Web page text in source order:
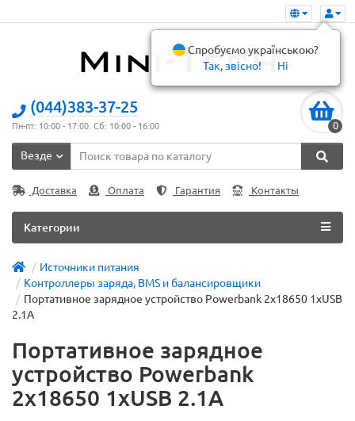
(044)383-37-25
Пн-пт: 10:00 - 17:00. Сб: 10:00 - 16:00 0
Везде
Доставка Оплата Гарантия Контакты
Категории
Источники питания
Контроллеры заряда, BMS и балансировщики
Портативное зарядное устройство Powerbank 2x18650 1хUSB
2.1А
Портативное зарядное
устройство Powerbank
2x18650 1хUSB 2.1А
Спробуємо українською?
Так, звісно!
Ні